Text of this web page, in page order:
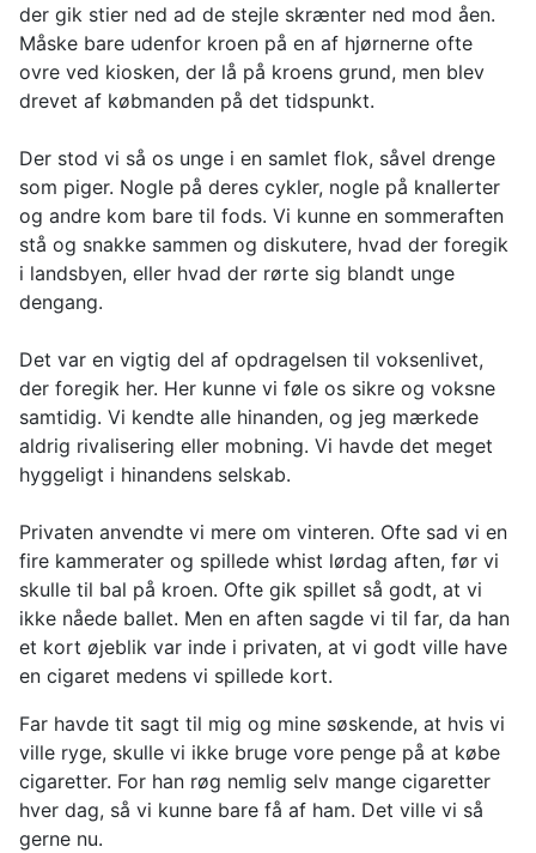
der gik stier ned ad de stejle skrænter ned mod åen.
Måske bare udenfor kroen på en af hjørnerne ofte
ovre ved kiosken, der lå på kroens grund, men blev
drevet af købmanden på det tidspunkt.
Der stod vi så os unge i en samlet flok, såvel drenge
som piger. Nogle på deres cykler, nogle på knallerter
og andre kom bare til fods. Vi kunne en sommeraften
stå og snakke sammen og diskutere, hvad der foregik
i landsbyen, eller hvad der rørte sig blandt unge
dengang.
Det var en vigtig del af opdragelsen til voksenlivet,
der foregik her. Her kunne vi føle os sikre og voksne
samtidig. Vi kendte alle hinanden, og jeg mærkede
aldrig rivalisering eller mobning. Vi havde det meget
hyggeligt i hinandens selskab.
Privaten anvendte vi mere om vinteren. Ofte sad vi en
fire kammerater og spillede whist lørdag aften, før vi
skulle til bal på kroen. Ofte gik spillet så godt, at vi
ikke nåede ballet. Men en aften sagde vi til far, da han
et kort øjeblik var inde i privaten, at vi godt ville have
en cigaret medens vi spillede kort.
Far havde tit sagt til mig og mine søskende, at hvis vi
ville ryge, skulle vi ikke bruge vore penge på at købe
cigaretter. For han røg nemlig selv mange cigaretter
hver dag, så vi kunne bare få af ham. Det ville vi så
gerne nu.